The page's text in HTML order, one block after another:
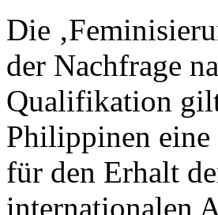
Die
der Nachfrage
Qualifikation
Philippinen eine
für den Erhalt
internationalen